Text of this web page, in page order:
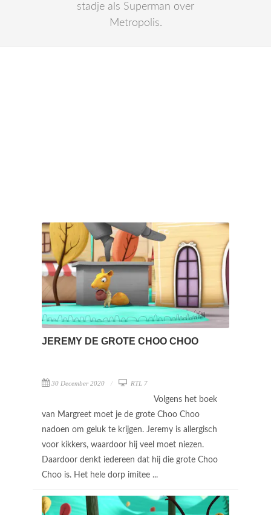
stadje als Superman over
Metropolis.
JEREMY DE GROTE CHOO CHOO
30 December 2020 RTL 7
Volgens het boek
van Margreet moet je de grote Choo Choo
nadoen om geluk te krijgen. Jeremy is allergisch
voor kikkers, waardoor hij veel moet niezen.
Daardoor denkt iedereen dat hij die grote Choo
Choo is. Het hele dorp imitee ...